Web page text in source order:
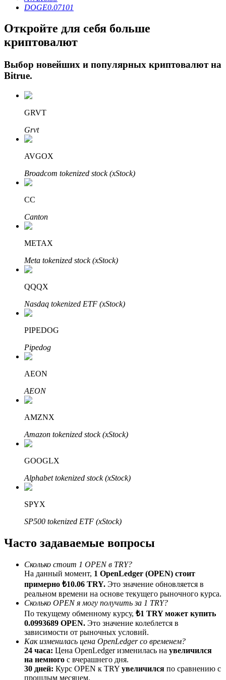
Авто Инвест
Получите долгосрочную прибыль и гибкие проценты
Изучите стейкинг
Узнайте о пассивном доходе
Bitrue
AI
Партнеры Bitrue
До 65% комиссии!
Реферал
Пригласите друга, чтобы получить денежные
вознаграждения
BTC Welcome Rewards
DOGE0.07101
Откройте для себя больше
криптовалют
Выбор новейших и популярных криптовалют на
Bitrue.
GRVT
Grvt
AVGOX
Broadcom tokenized stock (xStock)
CC
Canton
METAX
Meta tokenized stock (xStock)
QQQX
Nasdaq tokenized ETF (xStock)
PIPEDOG
Pipedog
AEON
AEON
AMZNX
Amazon tokenized stock (xStock)
GOOGLX
Alphabet tokenized stock (xStock)
SPYX
SP500 tokenized ETF (xStock)
Часто задаваемые вопросы
Сколько стоит 1 OPEN в TRY?
На данный момент, 1 OpenLedger (OPEN) стоит
примерно ₺10.06 TRY. Это значение обновляется в
реальном времени на основе текущего рыночного курса.
Сколько OPEN я могу получить за 1 TRY?
По текущему обменному курсу, ₺1 TRY может купить
0.0993689 OPEN. Это значение колеблется в
зависимости от рыночных условий.
Как изменилась цена OpenLedger со временем?
24 часа: Цена OpenLedger изменилась на увеличился
на немного с вчерашнего дня.
30 дней: Курс OPEN к TRY увеличился по сравнению с
прошлым месяцем.